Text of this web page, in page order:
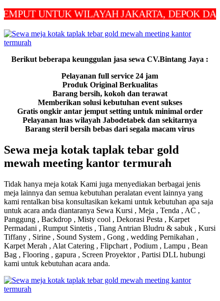
WILAYAH JAKARTA, DEPOK DAN
Berikut beberapa keunggulan jasa sewa CV.Bintang Jaya :
Pelayanan full service 24 jam
Produk Original Berkualitas
Barang bersih, kokoh dan terawat
Memberikan solusi kebutuhan event sukses
Gratis ongkir antar jemput setting untuk minimal order
Pelayanan luas wilayah Jabodetabek dan sekitarnya
Barang steril bersih bebas dari segala macam virus
Sewa meja kotak taplak tebar gold
mewah meeting kantor termurah
Tidak hanya meja kotak Kami juga menyediakan berbagai jenis
meja lainnya dan semua kebutuhan peralatan event lainnya yang
kami rentalkan bisa konsultasikan kekami untuk kebutuhan apa saja
untuk acara anda diantaranya Sewa Kursi , Meja , Tenda , AC ,
Panggung , Backdrop , Misty cool , Dekorasi Pesta , Karpet
Permadani , Rumput Sintetis , Tiang Antrian Bludru & sabuk , Kursi
Tiffany , Sirine , Sound System , Gong , wedding Pernikahan ,
Karpet Merah , Alat Catering , Flipchart , Podium , Lampu , Bean
Bag , Flooring , gapura , Screen Proyektor , Partisi DLL hubungi
kami untuk kebutuhan acara anda.